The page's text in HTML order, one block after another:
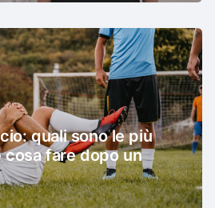
quali sono le più
fare dopo un